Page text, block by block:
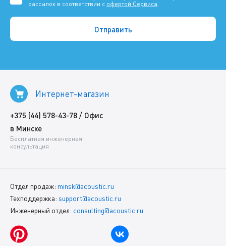
рассылок в соответствии с офертой Сервиса.
Интернет-магазин
+375 (44) 578-43-78 / Офис
в Минске
Бесплатная инженерная
консультация
Отдел продаж: minsk@acoustic.ru
Техподдержка: support@acoustic.ru
Инженерный отдел: consulting@acoustic.ru